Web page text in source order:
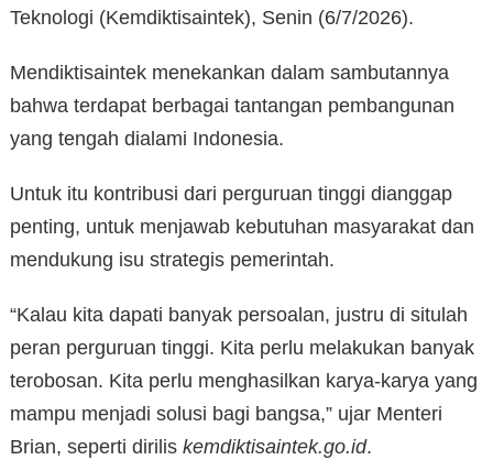
Teknologi (Kemdiktisaintek), Senin (6/7/2026).
Mendiktisaintek menekankan dalam sambutannya
bahwa terdapat berbagai tantangan pembangunan
yang tengah dialami Indonesia.
Untuk itu kontribusi dari perguruan tinggi dianggap
penting, untuk menjawab kebutuhan masyarakat dan
mendukung isu strategis pemerintah.
“Kalau kita dapati banyak persoalan, justru di situlah
peran perguruan tinggi. Kita perlu melakukan banyak
terobosan. Kita perlu menghasilkan karya-karya yang
mampu menjadi solusi bagi bangsa,” ujar Menteri
Brian, seperti dirilis kemdiktisaintek.go.id.